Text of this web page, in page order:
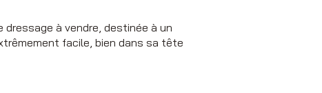
dressage à vendre, destinée à un
facile, bien dans sa tête